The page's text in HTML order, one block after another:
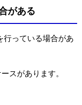
がある
行っている場合があ
スがあります。